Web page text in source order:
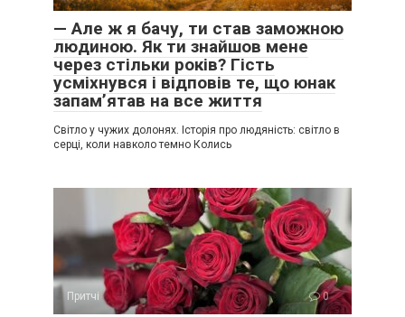
— Але ж я бачу, ти став заможною
людиною. Як ти знайшов мене
через стільки років? Гість
усміхнувся і відповів те, що юнак
запам’ятав на все життя
Світло у чужих долонях. Історія про людяність: світло в
серці, коли навколо темно Колись
Притчі 0